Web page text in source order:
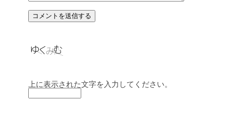
上に表示された文字を入力してください。